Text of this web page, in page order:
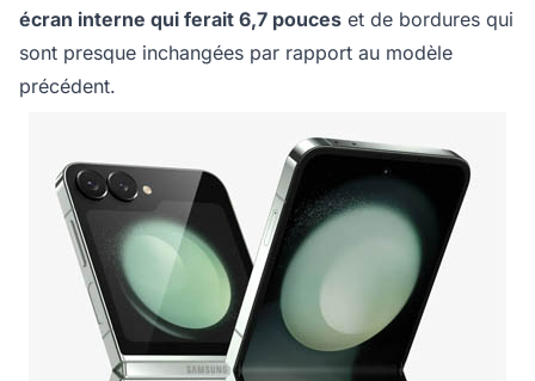
écran interne qui ferait 6,7 pouces et de bordures qui
sont presque inchangées par rapport au modèle
précédent.